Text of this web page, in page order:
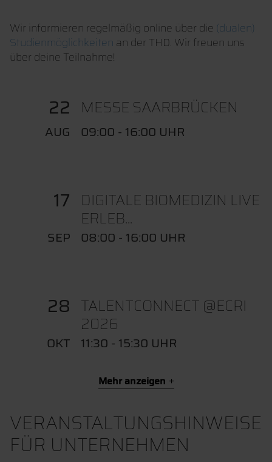
Wir informieren regelmäßig online über die (dualen)
Studienmöglichkeiten an der THD. Wir freuen uns
über deine Teilnahme!
22 MESSE SAARBRÜCKEN
AUG 09:00 - 16:00 UHR
17 DIGITALE BIOMEDIZIN LIVE
ERLEB...
SEP 08:00 - 16:00 UHR
28 TALENTCONNECT @ECRI
2026
OKT 11:30 - 15:30 UHR
Mehr anzeigen
VERANSTALTUNGSHINWEISE
FÜR UNTERNEHMEN